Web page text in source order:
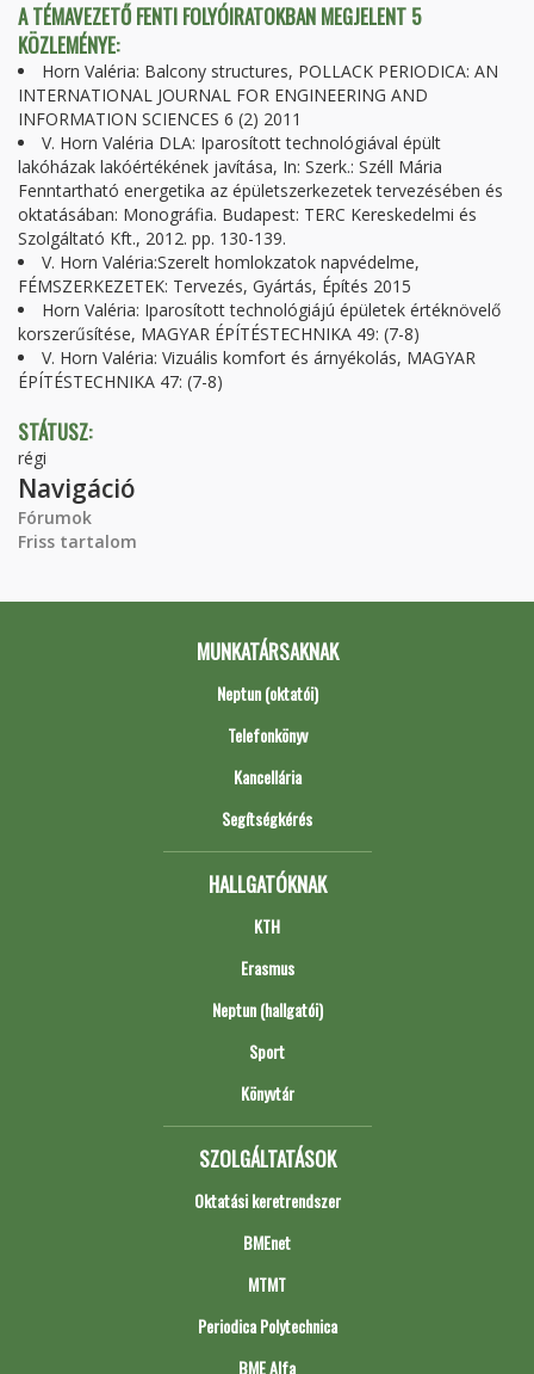
A TÉMAVEZETŐ FENTI FOLYÓIRATOKBAN MEGJELENT 5
KÖZLEMÉNYE:
Horn Valéria: Balcony structures, POLLACK PERIODICA: AN
INTERNATIONAL JOURNAL FOR ENGINEERING AND
INFORMATION SCIENCES 6 (2) 2011
V. Horn Valéria DLA: Iparosított technológiával épült
lakóházak lakóértékének javítása, In: Szerk.: Széll Mária
Fenntartható energetika az épületszerkezetek tervezésében és
oktatásában: Monográfia. Budapest: TERC Kereskedelmi és
Szolgáltató Kft., 2012. pp. 130-139.
V. Horn Valéria:Szerelt homlokzatok napvédelme,
FÉMSZERKEZETEK: Tervezés, Gyártás, Építés 2015
Horn Valéria: Iparosított technológiájú épületek értéknövelő
korszerűsítése, MAGYAR ÉPÍTÉSTECHNIKA 49: (7-8)
V. Horn Valéria: Vizuális komfort és árnyékolás, MAGYAR
ÉPÍTÉSTECHNIKA 47: (7-8)
STÁTUSZ:
régi
Navigáció
Fórumok
Friss tartalom
MUNKATÁRSAKNAK
Neptun (oktatói)
Telefonkönyv
Kancellária
Segítségkérés
HALLGATÓKNAK
KTH
Erasmus
Neptun (hallgatói)
Sport
Könyvtár
SZOLGÁLTATÁSOK
Oktatási keretrendszer
BMEnet
MTMT
Periodica Polytechnica
BME Alfa